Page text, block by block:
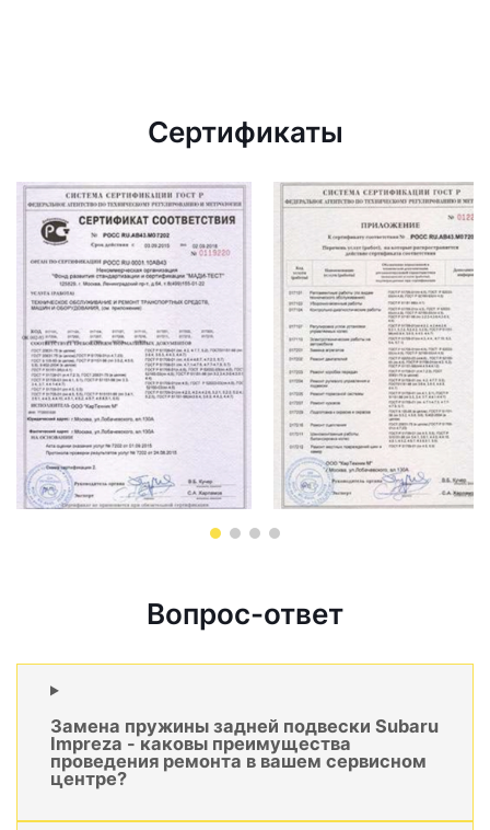
Сертификаты
Вопрос-ответ
Замена пружины задней подвески Subaru
Impreza - каковы преимущества
проведения ремонта в вашем сервисном
центре?